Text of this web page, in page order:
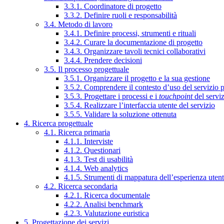
3.3.1. Coordinatore di progetto
3.3.2. Definire ruoli e responsabilità
3.4. Metodo di lavoro
3.4.1. Definire processi, strumenti e rituali
3.4.2. Curare la documentazione di progetto
3.4.3. Organizzare tavoli tecnici collaborativi
3.4.4. Prendere decisioni
3.5. Il processo progettuale
3.5.1. Organizzare il progetto e la sua gestione
3.5.2. Comprendere il contesto d’uso del servizio
3.5.3. Progettare i processi e i touchpointdel
3.5.4. Realizzare l’interfaccia utente del servizio
3.5.5. Validare la soluzione ottenuta
4. Ricerca progettuale
4.1. Ricerca primaria
4.1.1. Interviste
4.1.2. Questionari
4.1.3. Test di usabilità
4.1.4. Web analytics
4.1.5. Strumenti di mappatura dell’esperienza
4.2. Ricerca secondaria
4.2.1. Ricerca documentale
4.2.2. Analisi benchmark
4.2.3. Valutazione euristica
5. Progettazione dei servizi